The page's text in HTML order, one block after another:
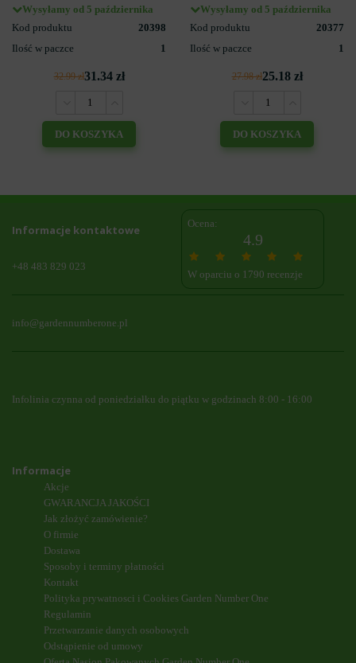
Wysyłamy od 5 października
Kod produktu
20398
Ilość w paczce
1
32.99 zł31.34 zł
DO KOSZYKA
Wysyłamy od 5 października
Kod produktu
20377
Ilość w paczce
1
27.98 zł25.18 zł
DO KOSZYKA
Informacje kontaktowe
+48 483 829 023
Ocena:
4.9
W oparciu o 1790 recenzje
info@gardennumberone.pl
Infolinia czynna od poniedziałku do piątku w godzinach 8:00 - 16:00
Informacje
Akcje
GWARANCJA JAKOŚCI
Jak złożyć zamówienie?
O firmie
Dostawa
Sposoby i terminy płatności
Kontakt
Polityka prywatnosci i Cookies Garden Number One
Regulamin
Przetwarzanie danych osobowych
Odstąpienie od umowy